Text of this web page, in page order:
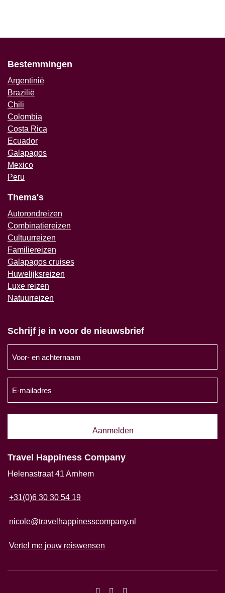
Bestemmingen
Argentinië
Brazilië
Chili
Colombia
Costa Rica
Ecuador
Galapagos
Mexico
Peru
Thema's
Autorondreizen
Combinatiereizen
Cultuurreizen
Familiereizen
Galapagos cruises
Huwelijksreizen
Luxe reizen
Natuurreizen
Schrijf je in voor de nieuwsbrief
en
(Vereist)
mailadres
Travel Happiness Company
Helenastraat 41 Arnhem
+31(0)6 30 30 54 19
nicole@travelhappinesscompany.nl
Vertel me jouw reiswensen